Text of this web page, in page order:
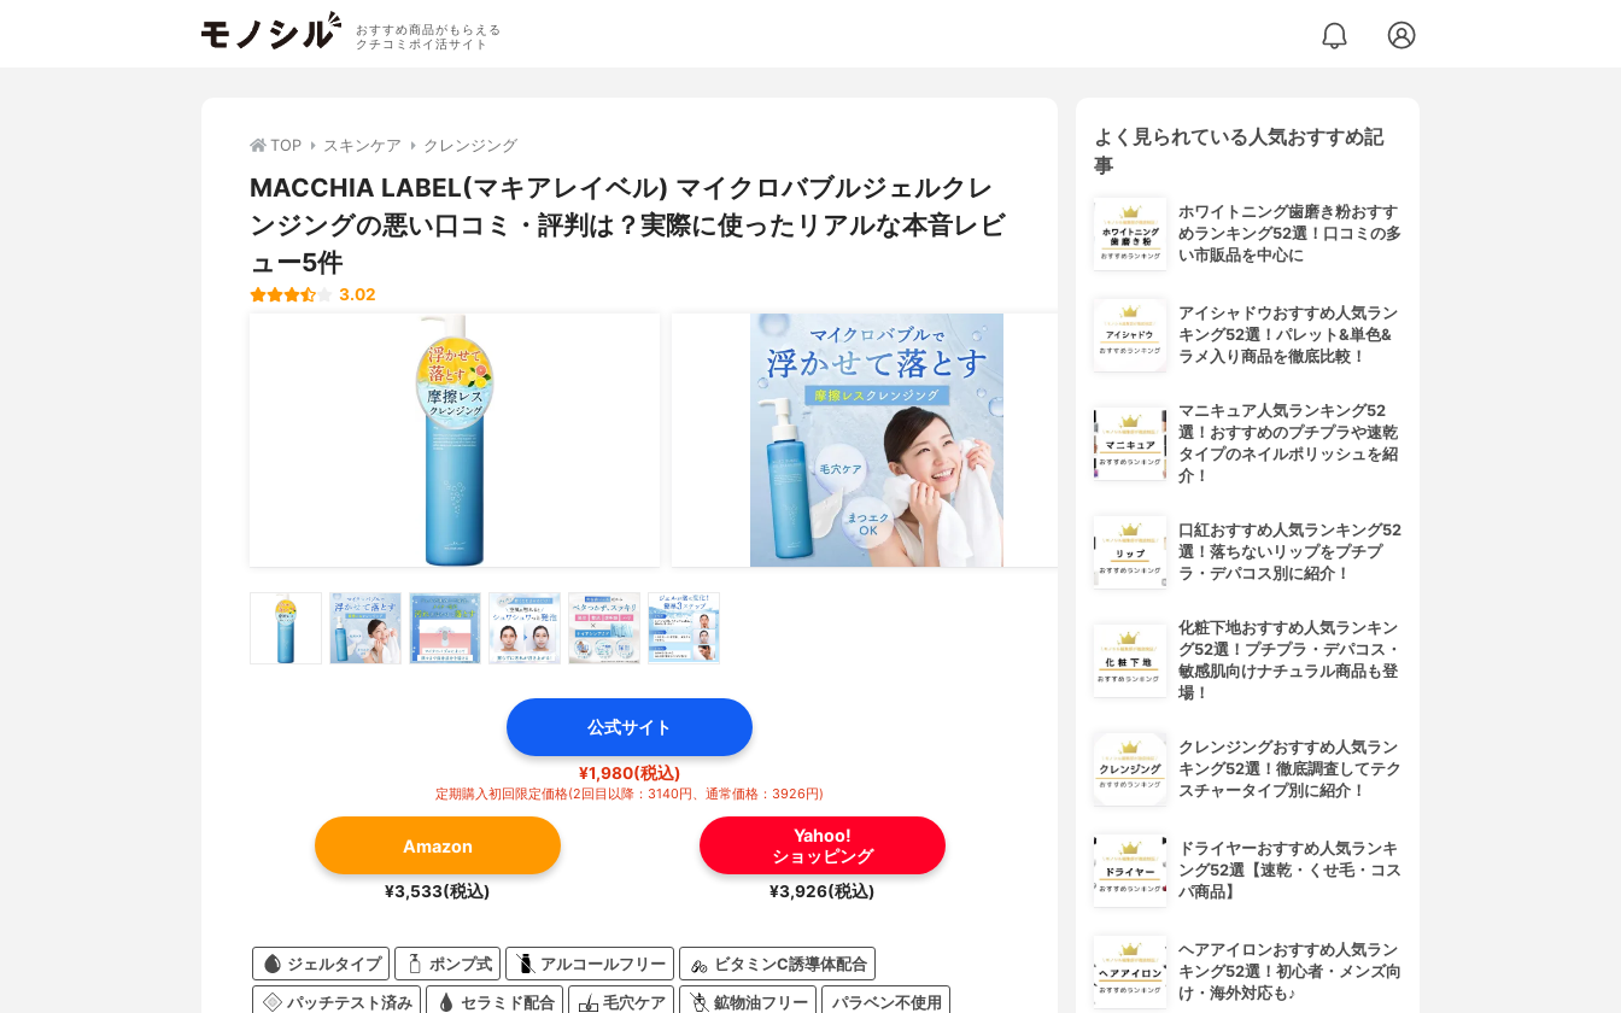
おすすめ商品がもらえる
クチコミポイ活サイト
TOP スキンケア クレンジング
MACCHIA LABEL(マキアレイベル) マイクロバブルジェルクレ
ンジングの悪い口コミ・評判は？実際に使ったリアルな本音レビ
ュー5件
3.02
公式サイト
¥1,980(税込)
定期購入初回限定価格(2回目以降：3140円、通常価格：3926円)
Amazon
¥3,533(税込)
Yahoo!
ショッピング
¥3,926(税込)
ジェルタイプ ポンプ式 アルコールフリー ビタミンC誘導体配合
パッチテスト済み セラミド配合 毛穴ケア 鉱物油フリー パラベン不使用
よく見られている人気おすすめ記
事
ホワイトニング歯磨き粉おすす
めランキング52選！口コミの多
い市販品を中心に
アイシャドウおすすめ人気ラン
キング52選！パレット&単色&
ラメ入り商品を徹底比較！
マニキュア人気ランキング52
選！おすすめのプチプラや速乾
タイプのネイルポリッシュを紹
介！
口紅おすすめ人気ランキング52
選！落ちないリップをプチプ
ラ・デパコス別に紹介！
化粧下地おすすめ人気ランキン
グ52選！プチプラ・デパコス・
敏感肌向けナチュラル商品も登
場！
クレンジングおすすめ人気ラン
キング52選！徹底調査してテク
スチャータイプ別に紹介！
ドライヤーおすすめ人気ランキ
ング52選【速乾・くせ毛・コス
パ商品】
ヘアアイロンおすすめ人気ラン
キング52選！初心者・メンズ向
け・海外対応も♪